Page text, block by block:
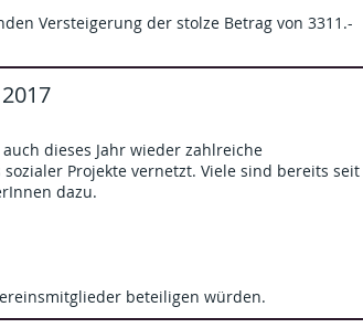
Versteigerung der stolze Betrag von 3311.-
dieses Jahr wieder zahlreiche
Projekte vernetzt. Viele sind bereits seit
dazu.
beteiligen würden.